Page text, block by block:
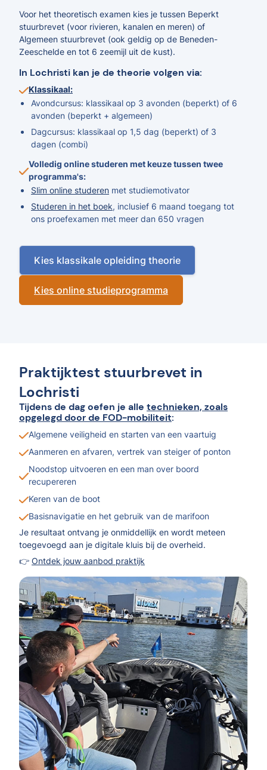
Voor het theoretisch examen kies je tussen Beperkt
stuurbrevet (voor rivieren, kanalen en meren) of
Algemeen stuurbrevet (ook geldig op de Beneden-
Zeeschelde en tot 6 zeemijl uit de kust).
In Lochristi kan je de theorie volgen via:
Klassikaal:
Avondcursus: klassikaal op 3 avonden (beperkt) of 6
avonden (beperkt + algemeen)
Dagcursus: klassikaal op 1,5 dag (beperkt) of 3
dagen (combi)
Volledig online studeren met keuze tussen twee
programma's:
Slim online studeren met studiemotivator
Studeren in het boek, inclusief 6 maand toegang tot
ons proefexamen met meer dan 650 vragen
Kies klassikale opleiding theorie
Kies online studieprogramma
Praktijktest stuurbrevet in
Lochristi
Tijdens de dag oefen je alle technieken, zoals
opgelegd door de FOD-mobiliteit:
Algemene veiligheid en starten van een vaartuig
Aanmeren en afvaren, vertrek van steiger of ponton
Noodstop uitvoeren en een man over boord
recupereren
Keren van de boot
Basisnavigatie en het gebruik van de marifoon
Je resultaat ontvang je onmiddellijk en wordt meteen
toegevoegd aan je digitale kluis bij de overheid.
👉 Ontdek jouw aanbod praktijk